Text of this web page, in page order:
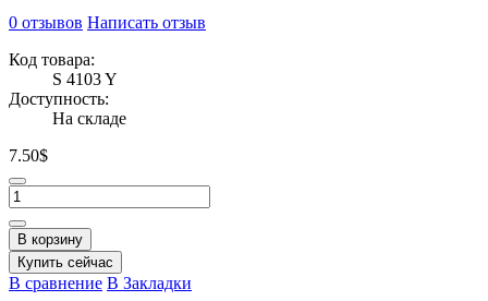
0 отзывов Написать отзыв
Код товара:
S 4103 Y
Доступность:
На складе
7.50$
В корзину
Купить сейчас
В сравнение В Закладки